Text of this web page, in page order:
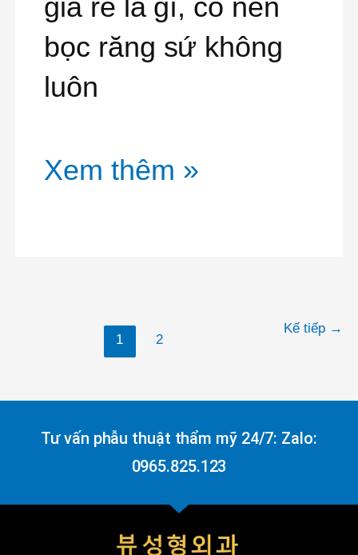
giá rẻ là gì, có nên
bọc răng sứ không
luôn
5
Loại
Sứ
Xem thêm »
1 2
Kế tiếp →
Tư vấn phẫu thuật thẩm mỹ 24/7: Zalo:
0965.825.123